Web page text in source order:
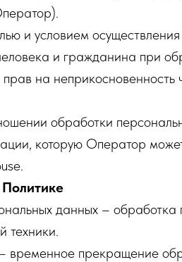
и условием
и гражданина при
на неприкосновенность
обработки
которую Оператор
данных – обработка
техники.
временное прекращение